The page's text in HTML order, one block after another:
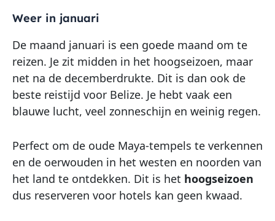
Weer in januari
De maand januari is een goede maand om te
reizen. Je zit midden in het hoogseizoen, maar
net na de decemberdrukte. Dit is dan ook de
beste reistijd voor Belize. Je hebt vaak een
blauwe lucht, veel zonneschijn en weinig regen.
Perfect om de oude Maya-tempels te verkennen
en de oerwouden in het westen en noorden van
het land te ontdekken. Dit is het hoogseizoen
dus reserveren voor hotels kan geen kwaad.